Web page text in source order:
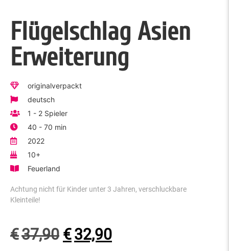
Flügelschlag Asien
Erweiterung
originalverpackt
deutsch
1 - 2 Spieler
40 - 70 min
2022
10+
Feuerland
Achtung nicht für Kinder unter 3 Jahren, verschluckbare
Kleinteile!
€37,90 €32,90